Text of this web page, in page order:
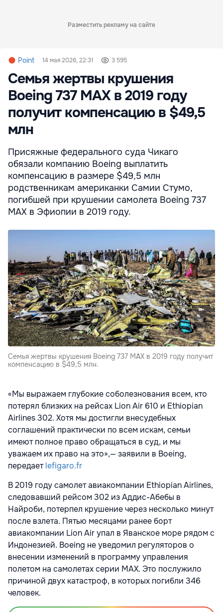
Разместить рекламу на сайте
Point 14 мая 2026, 22:31 3 595
Семья жертвы крушения
Boeing 737 MAX в 2019 году
получит компенсацию в $49,5
млн
Присяжные федерального суда Чикаго
обязали компанию Boeing выплатить
компенсацию в размере $49,5 млн
родственникам американки Самии Стумо,
погибшей при крушении самолета Boeing 737
MAX в Эфиопии в 2019 году.
Семья жертвы крушения Boeing 737 MAX в 2019 году получит
компенсацию в $49,5 млн.
«Мы выражаем глубокие соболезнования всем, кто
потерял близких на рейсах Lion Air 610 и Ethiopian
Airlines 302. Хотя мы достигли внесудебных
соглашений практически по всем искам, семьи
имеют полное право обращаться в суд, и мы
уважаем их право на это»,— заявили в Boeing,
передаетlefigaro.fr
В 2019 году самолет авиакомпании Ethiopian Airlines,
следовавший рейсом 302 из Аддис-Абебы в
Найроби, потерпел крушение через несколько минут
после взлета. Пятью месяцами ранее борт
авиакомпании Lion Air упал в Яванское море рядом с
Индонезией. Boeing не уведомил регуляторов о
внесении изменений в программу управления
полетом на самолетах серии MAX. Это послужило
причиной двух катастроф, в которых погибли 346
человек.